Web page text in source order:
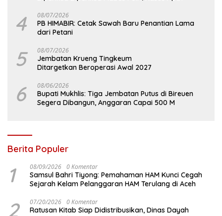
4 08/07/2026
PB HIMABIR: Cetak Sawah Baru Penantian Lama
dari Petani
5 08/07/2026
Jembatan Krueng Tingkeum
Ditargetkan Beroperasi Awal 2027
6 08/06/2026
Bupati Mukhlis: Tiga Jembatan Putus di Bireuen
Segera Dibangun, Anggaran Capai 500 M
Berita Populer
1 08/09/2026 0 Komentar
Samsul Bahri Tiyong: Pemahaman HAM Kunci Cegah
Sejarah Kelam Pelanggaran HAM Terulang di Aceh
2 07/20/2026 0 Komentar
Ratusan Kitab Siap Didistribusikan, Dinas Dayah